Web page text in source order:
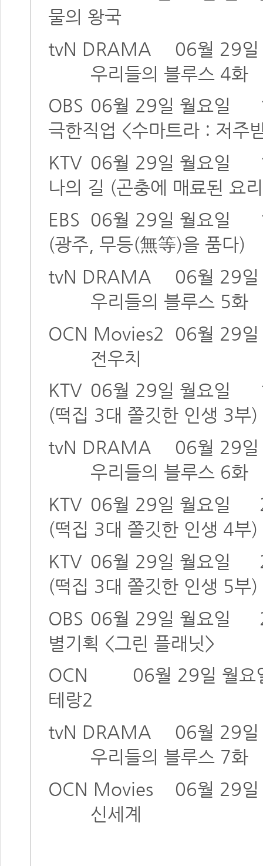
물의 왕국
tvN DRAMA
06월 29일
우리들의 블루스 4화
OBS 06월 29일 월요일
극한직업 <수마트라 : 저주
KTV 06월 29일 월요일
나의 길 (곤충에 매료된 요
EBS
06월 29일 월요일
(광주, 무등(無等)을 품다)
tvN DRAMA
06월 29일
우리들의 블루스 5화
OCN Movies2
06월 29일
전우치
KTV 06월 29일 월요일
(떡집 3대 쫄깃한 인생 3부)
tvN DRAMA
06월 29일
우리들의 블루스 6화
KTV 06월 29일 월요일
(떡집 3대 쫄깃한 인생 4부)
KTV 06월 29일 월요일
(떡집 3대 쫄깃한 인생 5부)
OBS 06월 29일 월요일
별기획 <그린 플래닛>
OCN
06월 29일 월요
테랑2
tvN DRAMA
06월 29일
우리들의 블루스 7화
OCN Movies
06월 29일
신세계